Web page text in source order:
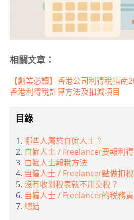
相關文章：
【創業必讀】香港公司利得稅指南
香港利得稅計算方法及扣減項目
目錄
哪些人屬於自僱人士？
自僱人士 / Freelancer要報利
自僱人士報稅方法
自僱人士 / Freelancer點做扣稅
沒有收到稅表就不用交稅？
自僱人士 / Freelancer的税務
總結